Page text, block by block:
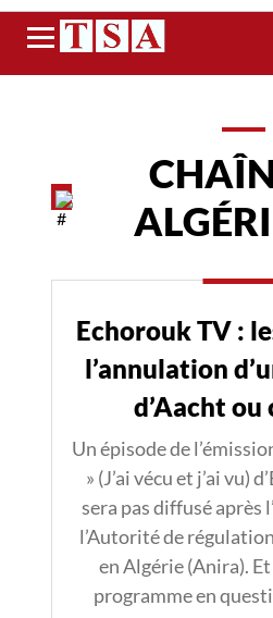
Menu
Echorouk TV :
l’annulation
d’Aacht ou
Un épisode de
» (J’ai vécu et j’ai vu)
sera pas diffusé après
l’Autorité de
en Algérie (Anira).
programme en